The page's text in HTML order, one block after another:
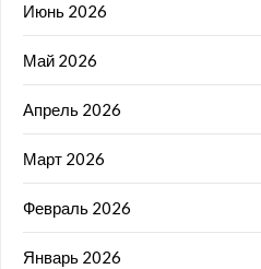
Июнь 2026
Май 2026
Апрель 2026
Март 2026
Февраль 2026
Январь 2026